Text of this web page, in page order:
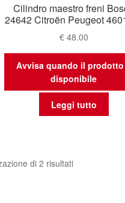
Cilindro maestro freni
24642 Citroën Peugeot
€48.00
Avvisa quando il
disponibile
Leggi tutto
di 2 risultatiOrdina